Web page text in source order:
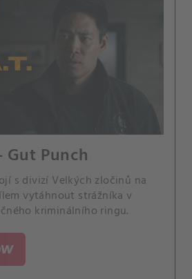
Gut Punch
s divizí Velkých zločinů na
vytáhnout strážníka v
kriminálního ringu.